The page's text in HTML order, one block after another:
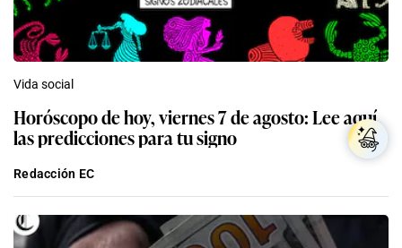
Vida social
Horóscopo de hoy, viernes 7 de agosto: Lee aquí
las predicciones para tu signo
Redacción EC